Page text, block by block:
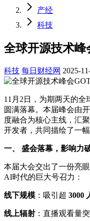
产经
科技
全球开源技术峰
科技 每日财经网 2025-
11月2日，为期两天的全
圆满落幕。本届峰会由
度融合为核心主线，汇
开发者，共同描绘了一
一、 盛会落幕，影响力
本届大会交出了一份亮
AI时代的巨大号召力：
线下规模 ：吸引超 3000
线上辐射 ：直播观看量